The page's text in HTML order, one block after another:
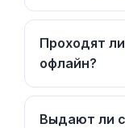
Проходят
офлайн?
Выдают ли